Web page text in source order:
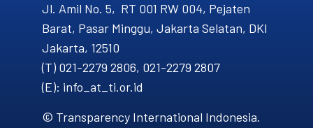
Jl. Amil No. 5, RT 001 RW 004, Pejaten
Barat, Pasar Minggu, Jakarta Selatan, DKI
Jakarta, 12510
(T) 021-2279 2806, 021-2279 2807
(E): info_at_ti.or.id
© Transparency International Indonesia.